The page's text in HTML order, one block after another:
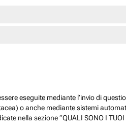
eseguite mediante l’invio di
o anche mediante sistemi
nella sezione “QUALI SONO I TUOI